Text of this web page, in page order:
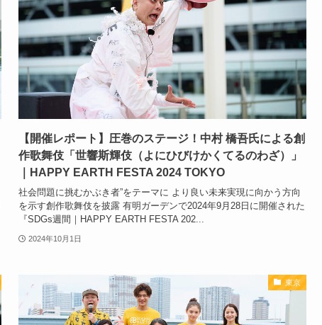
【開催レポート】圧巻のステージ！中村 橋吾氏による創
作歌舞伎「世響斯輝伎（よにひびけかくてるのわざ）」
｜HAPPY EARTH FESTA 2024 TOKYO
社会問題に挑むかぶき者”をテーマに より良い未来実現に向かう方向
を示す創作歌舞伎を披露 有明ガーデンで2024年9月28日に開催された
『SDGs週間｜HAPPY EARTH FESTA 202...
2024年10月1日
東京